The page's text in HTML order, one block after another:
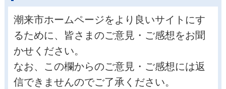
潮来市ホームページをより良いサイトにす
るために、皆さまのご意見・ご感想をお聞
かせください。
なお、この欄からのご意見・ご感想には返
信できませんのでご了承ください。